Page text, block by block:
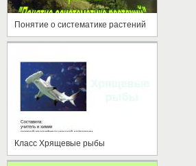
Понятие о систематике растений
Класс Хрящевые рыбы